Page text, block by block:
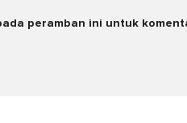
peramban ini untuk